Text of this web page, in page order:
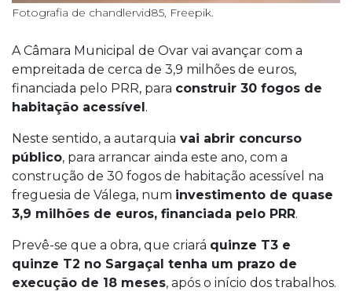
Fotografia de chandlervid85, Freepik.
A Câmara Municipal de Ovar vai avançar com a
empreitada de cerca de 3,9 milhões de euros,
financiada pelo PRR, para construir 30 fogos de
habitação acessível.
Neste sentido, a autarquia vai abrir concurso
público, para arrancar ainda este ano, com a
construção de 30 fogos de habitação acessível na
freguesia de Válega, num investimento de quase
3,9 milhões de euros, financiada pelo PRR.
Prevê-se que a obra, que criará quinze T3 e
quinze T2 no Sargaçal tenha um prazo de
execução de 18 meses, após o início dos trabalhos.